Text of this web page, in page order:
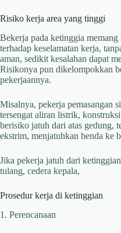
Risiko kerja area yang tinggi
Bekerja pada ketinggia
terhadap keselamatan kerja,
aman, sedikit kesalahan dapat
Risikonya pun dikelompokkan
pekerjaannya.
Misalnya, pekerja pemasangan
tersengat aliran listrik,
berisiko jatuh dari atas gedung,
ekstrim, menjatuhkan benda ke
Jika pekerja jatuh dari
tulang, cedera kepala,
Prosedur kerja di ketinggian
1. Perencanaan